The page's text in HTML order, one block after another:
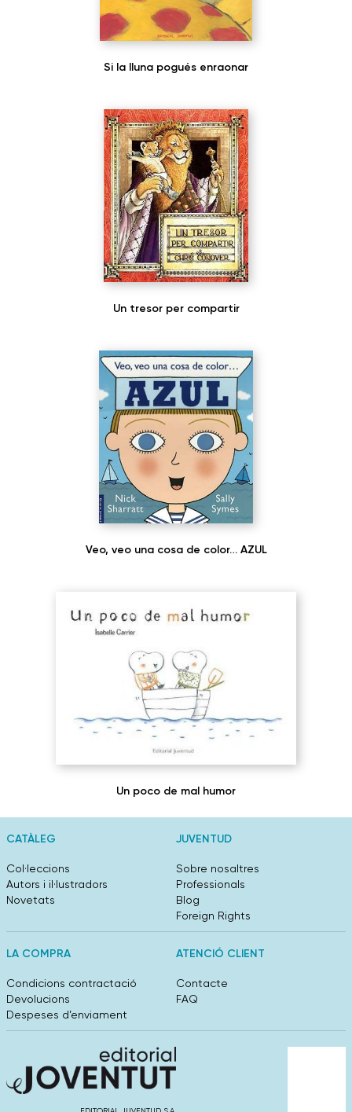
Si la lluna pogués enraonar
Un tresor per compartir
Veo, veo una cosa de color… AZUL
Un poco de mal humor
CATÀLEG
Col·leccions
Autors i il·lustradors
Novetats
JUVENTUD
Sobre nosaltres
Professionals
Blog
Foreign Rights
LA COMPRA
Condicions contractació
Devolucions
Despeses d’enviament
ATENCIÓ CLIENT
Contacte
FAQ